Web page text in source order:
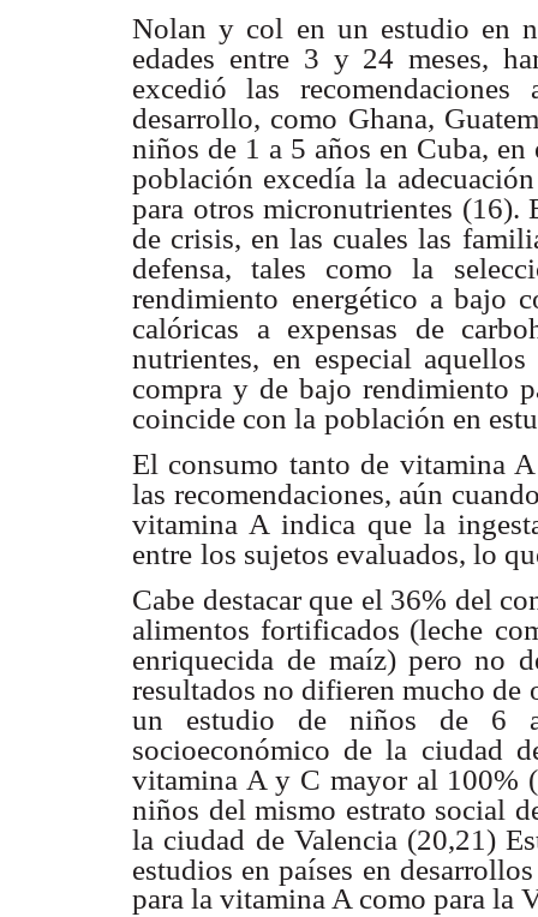
Nolan y col en un estudio en
edades entre 3 y 24 meses,
excedió las
desarrollo, como Ghana,
niños de 1 a 5 años en Cuba, en
población excedía la
para otros micronutrientes (16).
de crisis, en las cuales las
defensa, tales como la
rendimiento energético a bajo
calóricas a expensas de
nutrientes, en especial
compra y de bajo rendimiento
coincide con la población en
El consumo tanto de vitamina
las recomendaciones, aún
vitamina A indica que la
entre los sujetos evaluados, lo
Cabe destacar que el 36% del
alimentos fortificados (leche
enriquecida de maíz) pero no
resultados no difieren mucho de
un estudio de niños de 6
socioeconómico de la ciudad
vitamina A y C mayor al 100%
niños del mismo estrato social
la ciudad de Valencia (20,21)
estudios en países en
para la vitamina A como para la